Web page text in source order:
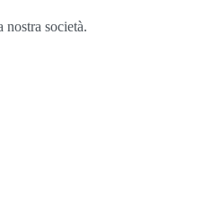
società.